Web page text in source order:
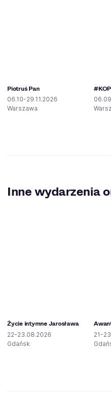
Piotruś Pan
06.10-29.11.2026
Warszawa
Inne wydarzenia
Życie intymne Jarosława
22-23.08.2026
Gdańsk
21-